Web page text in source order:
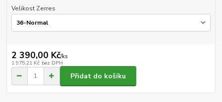
Velikost Zerres
2 390,00 Kč/ks
1 975,21 Kč bez DPH
Přidat do košíku